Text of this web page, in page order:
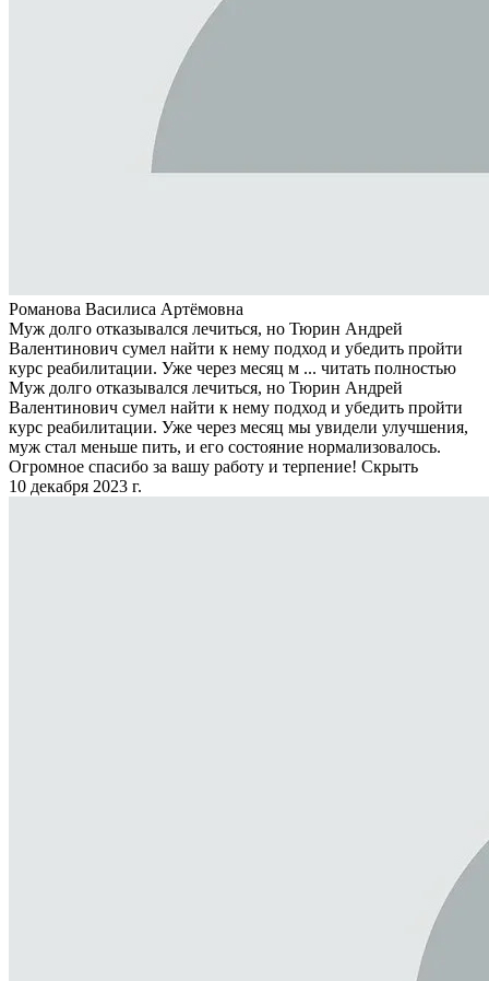
Романова Василиса Артёмовна
Муж долго отказывался лечиться, но Тюрин Андрей
Валентинович сумел найти к нему подход и убедить пройти
курс реабилитации. Уже через месяц м ... читать полностью
Муж долго отказывался лечиться, но Тюрин Андрей
Валентинович сумел найти к нему подход и убедить пройти
курс реабилитации. Уже через месяц мы увидели улучшения,
муж стал меньше пить, и его состояние нормализовалось.
Огромное спасибо за вашу работу и терпение! Скрыть
10 декабря 2023 г.